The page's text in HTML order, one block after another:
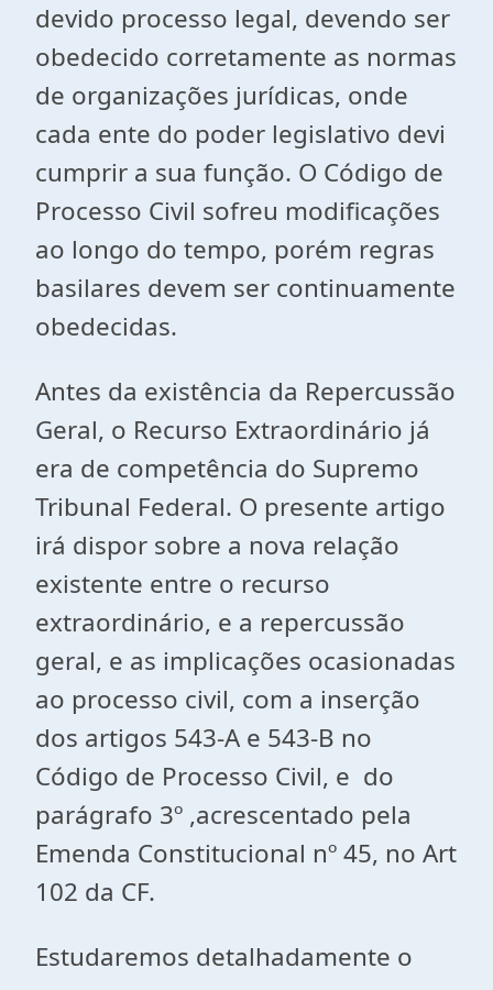
devido processo legal, devendo ser
obedecido corretamente as normas
de organizações jurídicas, onde
cada ente do poder legislativo devi
cumprir a sua função. O Código de
Processo Civil sofreu modificações
ao longo do tempo, porém regras
basilares devem ser continuamente
obedecidas.
Antes da existência da Repercussão
Geral, o Recurso Extraordinário já
era de competência do Supremo
Tribunal Federal. O presente artigo
irá dispor sobre a nova relação
existente entre o recurso
extraordinário, e a repercussão
geral, e as implicações ocasionadas
ao processo civil, com a inserção
dos artigos 543-A e 543-B no
Código de Processo Civil, e do
parágrafo 3º ,acrescentado pela
Emenda Constitucional nº 45, no Art
102 da CF.
Estudaremos detalhadamente o